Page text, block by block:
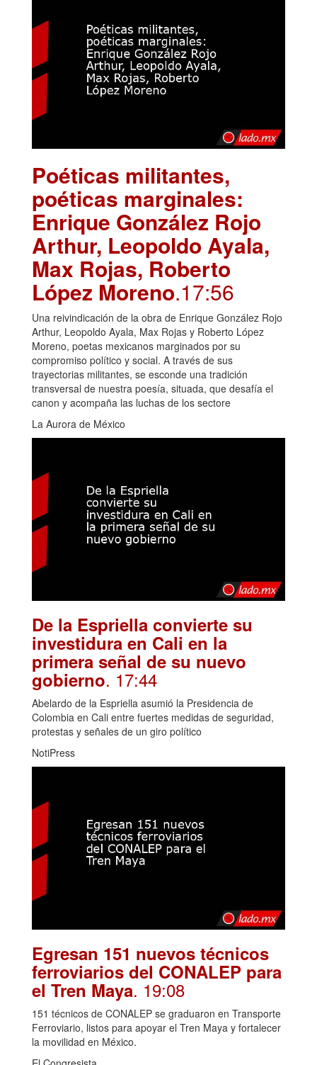
Poéticas militantes,
poéticas marginales:
Enrique González Rojo
Arthur, Leopoldo Ayala,
Max Rojas, Roberto
López Moreno.17:56
Una reivindicación de la obra de Enrique González Rojo
Arthur, Leopoldo Ayala, Max Rojas y Roberto López
Moreno, poetas mexicanos marginados por su
compromiso político y social. A través de sus
trayectorias militantes, se esconde una tradición
transversal de nuestra poesía, situada, que desafía el
canon y acompaña las luchas de los sectore
La Aurora de México
De la Espriella convierte su
investidura en Cali en la
primera señal de su nuevo
gobierno. 17:44
Abelardo de la Espriella asumió la Presidencia de
Colombia en Cali entre fuertes medidas de seguridad,
protestas y señales de un giro político
NotiPress
Egresan 151 nuevos técnicos
ferroviarios del CONALEP para
el Tren Maya. 19:08
151 técnicos de CONALEP se graduaron en Transporte
Ferroviario, listos para apoyar el Tren Maya y fortalecer
la movilidad en México.